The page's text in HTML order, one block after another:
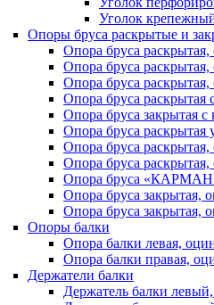
Уголок
Опоры бруса раскрытые и
Опора бруса
Опора бруса
Опора бруса
Опора бруса раскрытая
Опора бруса закрытая с
Опора бруса раскрытая
Опора бруса
Опора бруса
Опора бруса
Опора бруса закрытая,
Опора бруса закрытая,
Опоры балки
Опора балки левая,
Опора балки правая,
Держатели балки
Держатель балки